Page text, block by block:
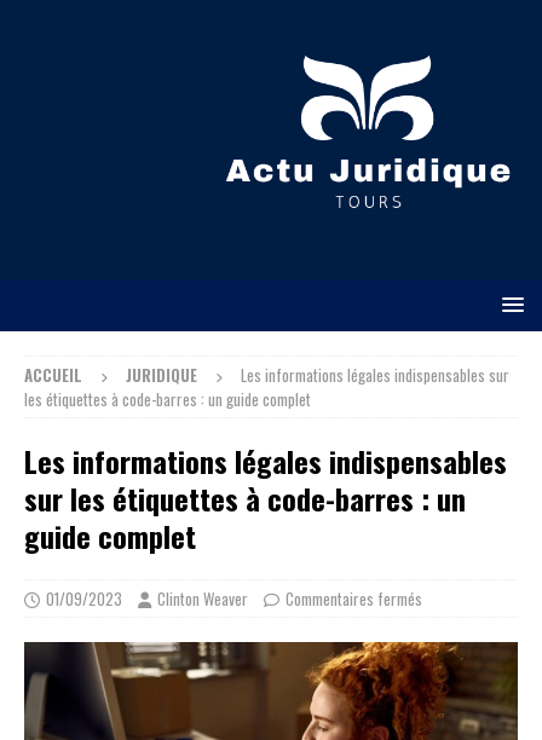
ACCUEIL JURIDIQUE
Les informations légales indispensables sur
les étiquettes à code-barres : un guide complet
Les informations légales indispensables
sur les étiquettes à code-barres : un
guide complet
01/09/2023 Clinton Weaver Commentaires fermés